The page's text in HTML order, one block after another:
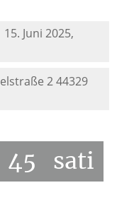
15. Juni 2025,
2 44329
45
sati